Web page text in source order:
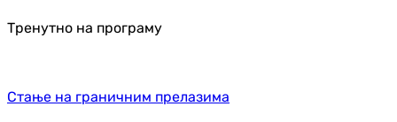
Тренутно на програму
Стање на граничним прелазима